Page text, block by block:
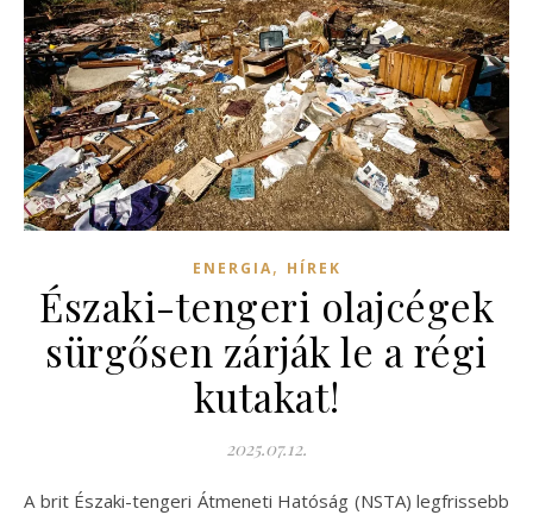
ENERGIA, HÍREK
Északi-tengeri olajcégek
sürgősen zárják le a régi
kutakat!
2025.07.12.
A brit Északi-tengeri Átmeneti Hatóság (NSTA) legfrissebb